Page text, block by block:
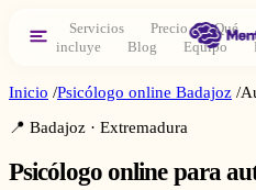
Servicios Precio
Qué
incluye
Blog Equipo
Inicio /Psicólogo online Badajoz /
📍 Badajoz · Extremadura
Psicólogo online para